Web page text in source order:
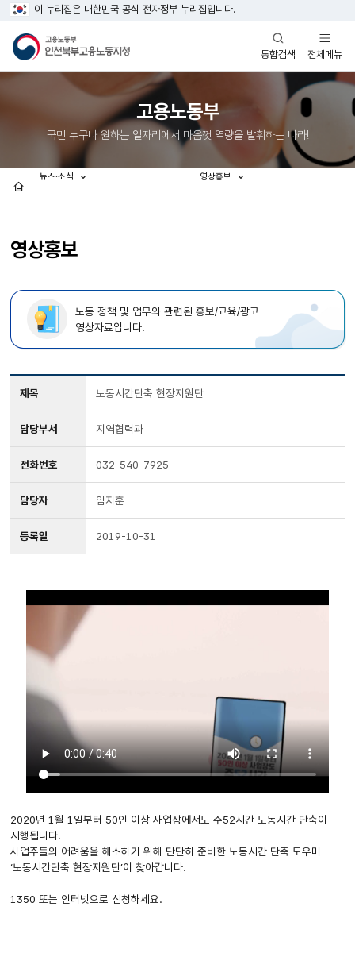
이 누리집은 대한민국 공식 전자정부 누리집입니다.
통합검색
열기
전체메뉴
열기
고용노동부
국민 누구나 원하는 일자리에서 마음껏 역량을 발휘하는 나라!
영상홍보
뉴스·소식 영상홍보
노동 정책 및 업무와 관련된 홍보/교육/광고
영상자료입니다.
제목 노동시간단축 현장지원단
담당부서 지역협력과
전화번호 032-540-7925
담당자 임지훈
등록일 2019-10-31
2020년 1월 1일부터 50인 이상 사업장에서도 주52시간 노동시간 단축이
시행됩니다.
사업주들의 어려움을 해소하기 위해 단단히 준비한 노동시간 단축 도우미
‘노동시간단축 현장지원단’이 찾아갑니다.
1350 또는 인터넷으로 신청하세요.